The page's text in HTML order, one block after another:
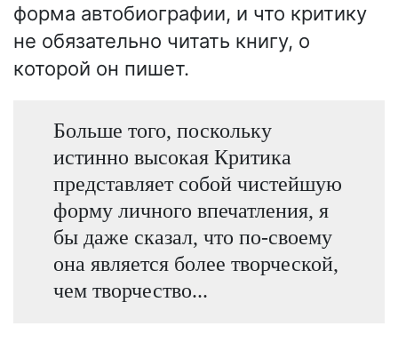
форма автобиографии, и что критику
не обязательно читать книгу, о
которой он пишет.
Больше того, поскольку
истинно высокая Критика
представляет собой чистейшую
форму личного впечатления, я
бы даже сказал, что по-своему
она является более творческой,
чем творчество...